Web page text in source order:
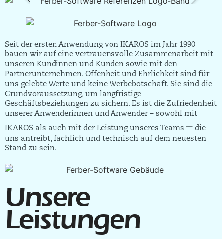
Think IT. Build
IT. Share IT.
IKAROS
Hier klicken
Unter­nehmen
Hier klicken
Think IT. Build
IT. Share IT.
IKAROS
Hier klicken
Unter­nehmen
Hier klicken
Think IT. Build
IT. Share IT.
IKAROS
Hier klicken
Unter­nehmen
Hier klicken
Seit der ersten Anwendung von IKAROS im Jahr 1990
bauen wir auf eine vertrauensvolle Zusammenarbeit mit
unseren Kundinnen und Kunden sowie mit den
Partnerunternehmen. Offenheit und Ehrlichkeit sind für
uns gelebte Werte und keine Werbebotschaft. Sie sind die
Grundvoraussetzung, um langfristige
Geschäftsbeziehungen zu sichern. Es ist die Zufriedenheit
unserer Anwenderinnen und Anwender – sowohl mit
IKAROS als auch mit der Leistung unseres Teams – die
uns antreibt, fachlich und technisch auf dem neuesten
Stand zu sein.
Unsere
Leistungen